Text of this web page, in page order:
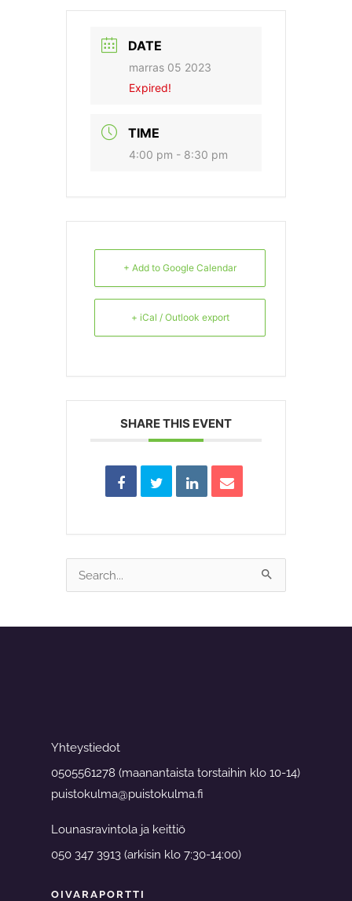
DATE
marras 05 2023
Expired!
TIME
4:00 pm - 8:30 pm
+ Add to Google Calendar
+ iCal / Outlook export
SHARE THIS EVENT
Search
Yhteystiedot
0505561278 (maanantaista torstaihin klo 10-14)
puistokulma@puistokulma.fi
Lounasravintola ja keittiö
050 347 3913 (arkisin klo 7:30-14:00)
OIVARAPORTTI